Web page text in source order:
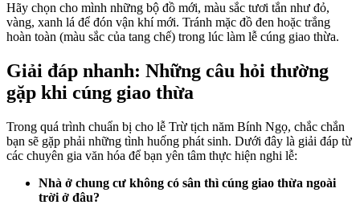
Hãy chọn cho mình những bộ đồ mới, màu sắc tươi tắn như đỏ,
vàng, xanh lá để đón vận khí mới. Tránh mặc đồ đen hoặc trắng
hoàn toàn (màu sắc của tang chế) trong lúc làm lễ cúng giao thừa.
Giải đáp nhanh: Những câu hỏi thường
gặp khi cúng giao thừa
Trong quá trình chuẩn bị cho lễ Trừ tịch năm Bính Ngọ, chắc chắn
bạn sẽ gặp phải những tình huống phát sinh. Dưới đây là giải đáp từ
các chuyên gia văn hóa để bạn yên tâm thực hiện nghi lễ:
Nhà ở chung cư không có sân thì cúng giao thừa ngoài
trời ở đâu?